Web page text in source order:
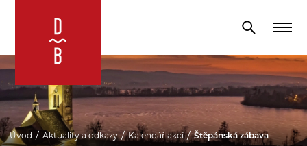
Úvod Aktuality a odkazy Kalendář akcí Štěpánská zábava